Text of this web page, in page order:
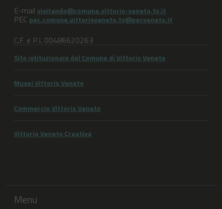
E-mail visitando@comune.vittorio-veneto.tv.it
PEC pec.comune.vittorioveneto.tv@pecveneto.it
C.F. e P.I. 00486620263
Sito istituzionale del Comune di Vittorio Veneto
Musei Vittorio Veneto
Commercio Vittorio Veneto
Vittorio Veneto Creativa
Menu